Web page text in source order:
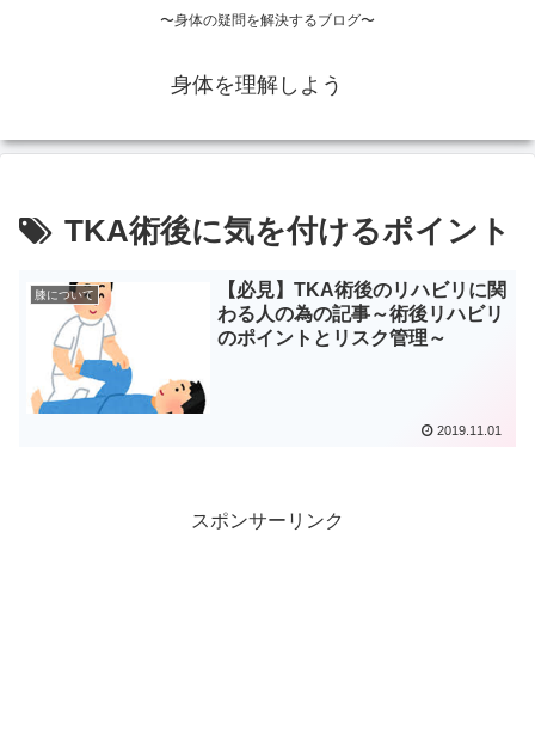
〜身体の疑問を解決するブログ〜
身体を理解しよう
TKA術後に気を付けるポイント
膝について
【必見】TKA術後のリハビリに関
わる人の為の記事～術後リハビリ
のポイントとリスク管理～
2019.11.01
スポンサーリンク